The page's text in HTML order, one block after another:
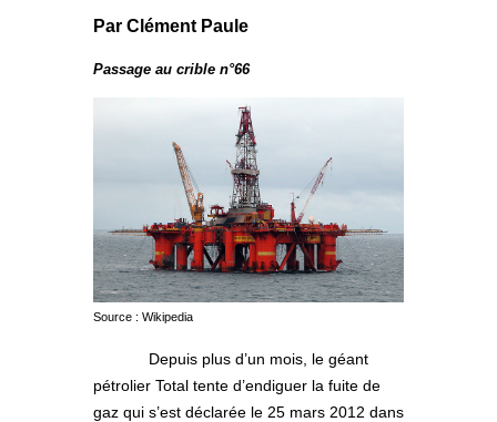
Par Clément Paule
Passage au crible n°66
Source : Wikipedia
Depuis plus d’un mois, le géant
pétrolier Total tente d’endiguer la fuite de
gaz qui s’est déclarée le 25 mars 2012 dans